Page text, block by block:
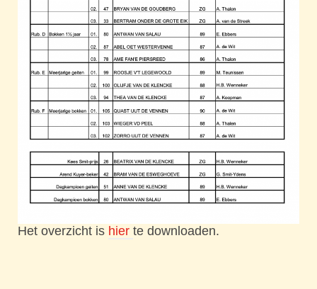
Het overzicht is hier te downloaden.